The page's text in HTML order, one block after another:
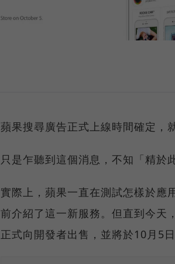
蘋果搜尋廣告正式上線時間確定，
只是乍聽到這個消息，不知「精於
實際上，蘋果一直在測試怎樣於應
前介紹了這一新服務。但直到今天
正式向開發者出售，並將於10月5